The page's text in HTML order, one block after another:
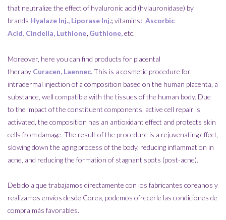
that neutralize the effect of hyaluronic acid (hylauronidase) by
brands Hyalaze Inj., Liporase Inj.; vitamins: Ascorbic
Acid, Cindella, Luthione, Guthione,etc.
Moreover, here you can find products for placental
therapy Curacen, Laennec.This is a cosmetic procedure for
intradermal injection of a composition based on the human placenta, a
substance, well compatible with the tissues of the human body. Due
to the impact of the constituent components, active cell repair is
activated, the composition has an antioxidant effect and protects skin
cells from damage. The result of the procedure is a rejuvenating effect,
slowing down the aging process of the body, reducing inflammation in
acne, and reducing the formation of stagnant spots (post-acne).
Debido a que trabajamos directamente con los fabricantes coreanos y
realizamos envíos desde Corea, podemos ofrecerle las condiciones de
compra más favorables.